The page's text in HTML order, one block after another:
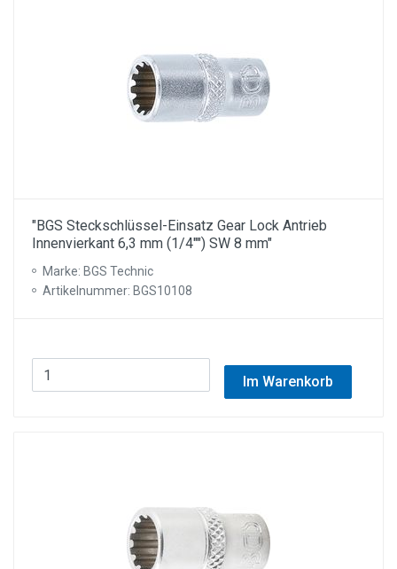
"BGS Steckschlüssel-Einsatz Gear Lock Antrieb
Innenvierkant 6,3 mm (1/4"") SW 8 mm"
Marke: BGS Technic
Artikelnummer: BGS10108
Im Warenkorb